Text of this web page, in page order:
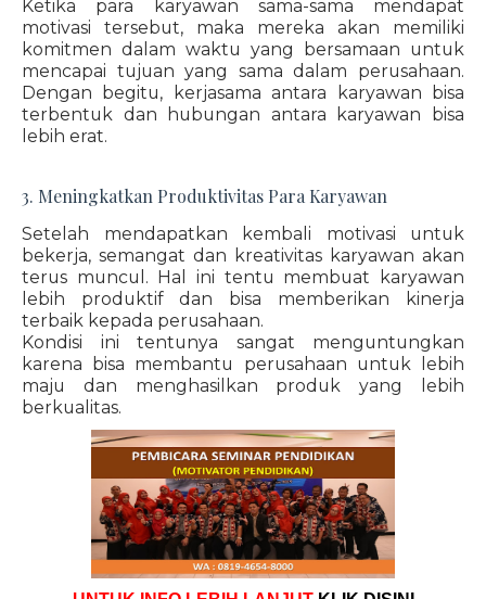
Ketika para karyawan sama-sama mendapat
motivasi tersebut, maka mereka akan memiliki
komitmen dalam waktu yang bersamaan untuk
mencapai tujuan yang sama dalam perusahaan.
Dengan begitu, kerjasama antara karyawan bisa
terbentuk dan hubungan antara karyawan bisa
lebih erat.
3. Meningkatkan Produktivitas Para Karyawan
Setelah mendapatkan kembali motivasi untuk
bekerja, semangat dan kreativitas karyawan akan
terus muncul. Hal ini tentu membuat karyawan
lebih produktif dan bisa memberikan kinerja
terbaik kepada perusahaan.
Kondisi ini tentunya sangat menguntungkan
karena bisa membantu perusahaan untuk lebih
maju dan menghasilkan produk yang lebih
berkualitas.